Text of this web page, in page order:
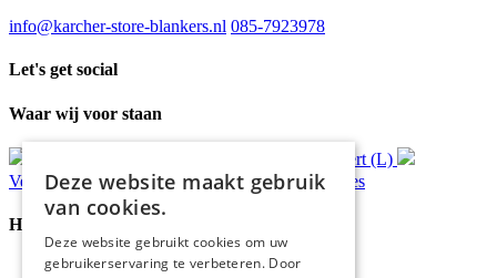
info@karcher-store-blankers.nl 085-7923978
Let's get social
Waar wij voor staan
Ophalen in Echt of Weert (L)
Verzondenbinnen 48 uur* Persoonlijk advies
Handige Links
Home
Deze website maakt gebruik
van cookies.
Deze website gebruikt cookies om uw
gebruikerservaring te verbeteren. Door